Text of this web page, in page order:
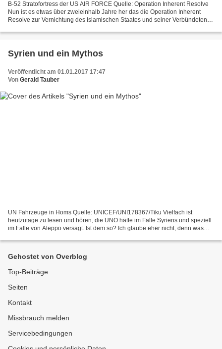
B-52 Stratofortress der US AIR FORCE Quelle: Operation Inherent Resolve
Nun ist es etwas über zweieinhalb Jahre her das die Operation Inherent
Resolve zur Vernichtung des Islamischen Staates und seiner Verbündeten
Syrien und ein Mythos
Veröffentlicht am 01.01.2017 17:47
Von Gerald Tauber
UN Fahrzeuge in Homs Quelle: UNICEF/UNI178367/Tiku Vielfach ist
heutzutage zu lesen und hören, die UNO hätte im Falle Syriens und speziell
im Falle von Aleppo versagt. Ist dem so? Ich glaube eher nicht, denn was
Gehostet von Overblog
Top-Beiträge
Seiten
Kontakt
Missbrauch melden
Servicebedingungen